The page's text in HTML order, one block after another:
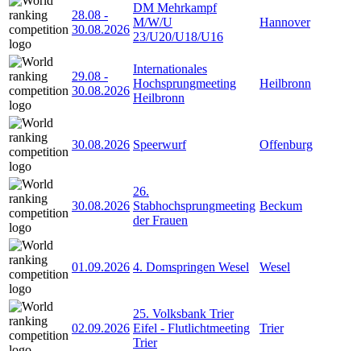
28.08 -
30.08.2026
DM Mehrkampf
M/W/U
23/U20/U18/U16
Hannover
29.08 -
30.08.2026
Internationales
Hochsprungmeeting
Heilbronn
Heilbronn
30.08.2026 Speerwurf Offenburg
30.08.2026
26.
Stabhochsprungmeeting
der Frauen
Beckum
01.09.2026 4. Domspringen Wesel Wesel
02.09.2026
25. Volksbank Trier
Eifel - Flutlichtmeeting
Trier
Trier